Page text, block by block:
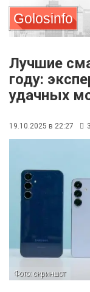
Golosinfo
Лучшие
году:
удачных
19.10.2025 в 22:27
Фото: скриншот